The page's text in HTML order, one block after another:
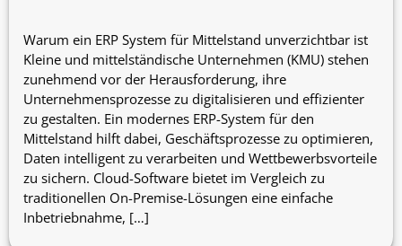
Warum ein ERP System für Mittelstand unverzichtbar ist
Kleine und mittelständische Unternehmen (KMU) stehen
zunehmend vor der Herausforderung, ihre
Unternehmensprozesse zu digitalisieren und effizienter
zu gestalten. Ein modernes ERP-System für den
Mittelstand hilft dabei, Geschäftsprozesse zu optimieren,
Daten intelligent zu verarbeiten und Wettbewerbsvorteile
zu sichern. Cloud-Software bietet im Vergleich zu
traditionellen On-Premise-Lösungen eine einfache
Inbetriebnahme, […]